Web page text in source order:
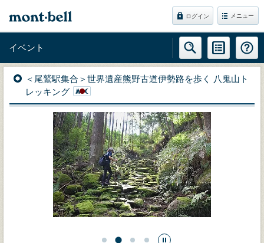
ログイン メニュー
イベント
＜尾鷲駅集合＞世界遺産熊野古道伊勢路を歩く 八鬼山ト
レッキング